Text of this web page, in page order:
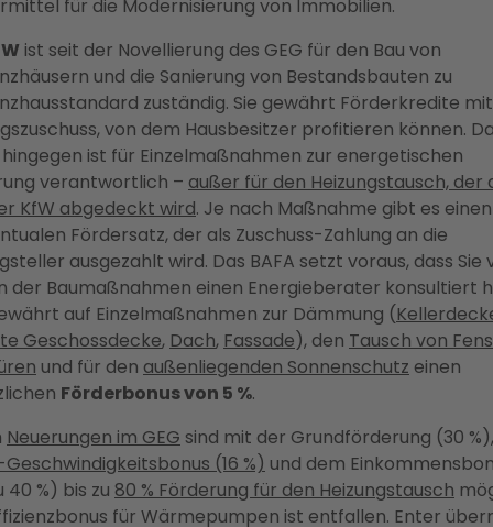
für die Modernisierung von Immobilien.
ist seit der Novellierung des GEG für den Bau von
und die Sanierung von Bestandsbauten zu
zuständig. Sie gewährt Förderkredite mit
von dem Hausbesitzer profitieren können.
ist für Einzelmaßnahmen zur energetischen
verantwortlich – außer für den Heizungstausch, der
KfW abgedeckt wird. Je nach Maßnahme gibt es einen
Fördersatz, der als Zuschuss-Zahlung an die
ausgezahlt wird. Das BAFA setzt voraus, dass Sie
der Baumaßnahmen einen Energieberater konsultiert
auf Einzelmaßnahmen zur Dämmung (
Geschossdecke, Dach, Fassade), den Tausch von
und für den außenliegenden Sonnenschutz einen
Förderbonus von 5 %.
Neuerungen im GEG sind mit der Grundförderung (30
(16 %) und dem
40 %) bis zu 80 % Förderung für den Heizungstausch
für Wärmepumpen ist entfallen. Enter